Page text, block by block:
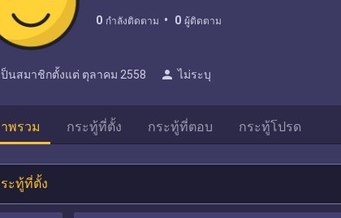
0 กำลังติดตาม 0 ผู้ติดตาม
ป็นสมาชิกตั้งแต่ ตุลาคม 2558 person ไม่ระบุ
พรวม กระทู้ที่ตั้ง กระทู้ที่ตอบ กระทู้โปรด
ะทู้ที่ตั้ง